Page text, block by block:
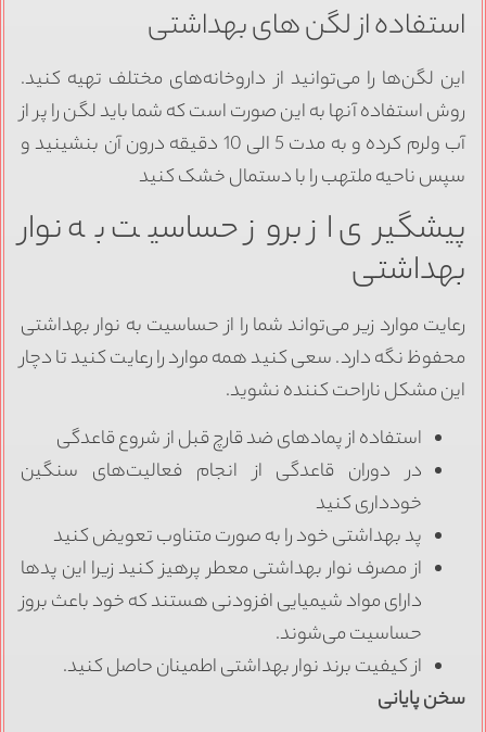
استفاده از لگن های بهداشتی
این لگن‌ها را می‌توانید از داروخانه‌های مختلف تهیه کنید.
روش استفاده آنها به این صورت است که شما باید لگن را پر از
آب ولرم کرده و به مدت 5 الی 10 دقیقه درون آن بنشینید و
سپس ناحیه ملتهب را با دستمال خشک کنید
پیشگیری از بروز حساسیت به نوار
بهداشتی
رعایت موارد زیر می‌تواند شما را از حساسیت به نوار بهداشتی
محفوظ نگه دارد. سعی کنید همه موارد را رعایت کنید تا دچار
این مشکل ناراحت کننده نشوید.
استفاده از پمادهای ضد قارچ قبل از شروع قاعدگی
در دوران قاعدگی از انجام فعالیت‌های سنگین
خودداری کنید
پد بهداشتی خود را به صورت متناوب تعویض کنید
از مصرف نوار بهداشتی معطر پرهیز کنید زیرا این پدها
دارای مواد شیمیایی افزودنی هستند که خود باعث بروز
حساسیت می‌شوند.
از کیفیت برند نوار بهداشتی اطمینان حاصل کنید.
سخن پایانی